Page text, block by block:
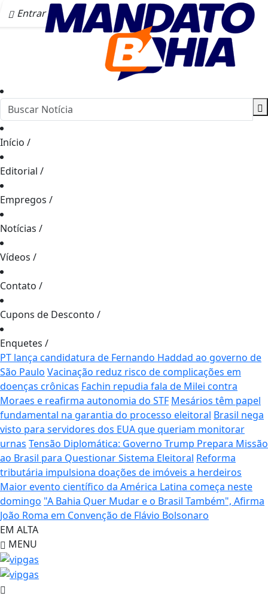
Entrar
Início /
Editorial /
Empregos /
Notícias /
Vídeos /
Contato /
Cupons de Desconto /
Enquetes /
PT lança candidatura de Fernando Haddad ao governo de
São Paulo Vacinação reduz risco de complicações em
doenças crônicas Fachin repudia fala de Milei contra
Moraes e reafirma autonomia do STF Mesários têm papel
fundamental na garantia do processo eleitoral Brasil nega
visto para servidores dos EUA que queriam monitorar
urnas Tensão Diplomática: Governo Trump Prepara Missão
ao Brasil para Questionar Sistema Eleitoral Reforma
tributária impulsiona doações de imóveis a herdeiros
Maior evento científico da América Latina começa neste
domingo "A Bahia Quer Mudar e o Brasil Também", Afirma
João Roma em Convenção de Flávio Bolsonaro
EM ALTA
MENU